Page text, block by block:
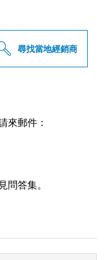
尋找當地經銷商
來郵件：
答集。